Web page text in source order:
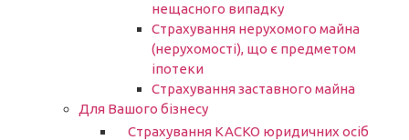
нещасного випадку
Страхування нерухомого майна
(нерухомості), що є предметом
іпотеки
Страхування заставного майна
Для Вашого бізнесу
Страхування КАСКО юридичних осіб